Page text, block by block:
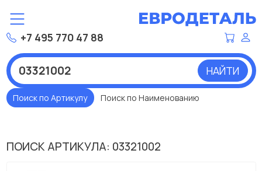
+7 495 770 47 88
НАЙТИ
Поиск по Артикулу Поиск по Наименованию
ПОИСК АРТИКУЛА: 03321002